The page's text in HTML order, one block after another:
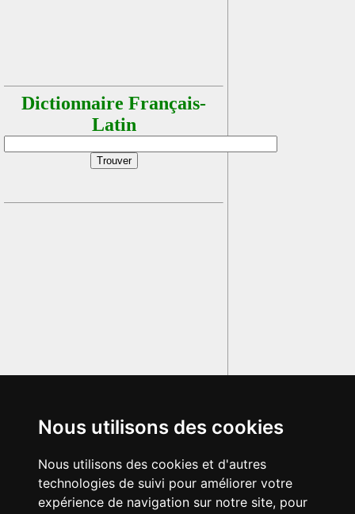
Nous utilisons des cookies
Nous utilisons des cookies et d'autres
technologies de suivi pour améliorer votre
expérience de navigation sur notre site, pour
Dictionnaire Français-
Latin